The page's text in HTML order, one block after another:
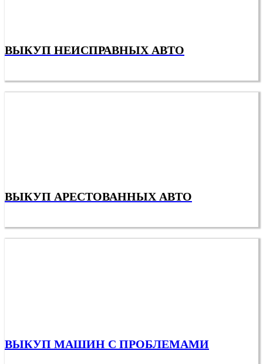
ВЫКУП НЕИСПРАВНЫХ АВТО
ВЫКУП АРЕСТОВАННЫХ АВТО
ВЫКУП МАШИН С ПРОБЛЕМАМИ